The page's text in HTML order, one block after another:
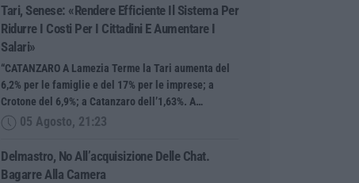
Tari, Senese: «Rendere Efficiente Il Sistema Per
Ridurre I Costi Per I Cittadini E Aumentare I
Salari»
“CATANZARO A Lamezia Terme la Tari aumenta del
6,2% per le famiglie e del 17% per le imprese; a
Crotone del 6,9%; a Catanzaro dell’1,63%. A…
05 Agosto, 21:23
Delmastro, No All’acquisizione Delle Chat.
Bagarre Alla Camera